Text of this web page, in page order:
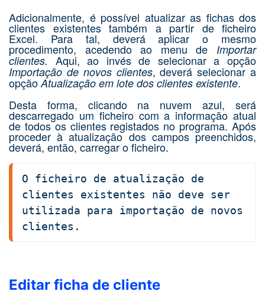
Adicionalmente, é possível atualizar as fichas dos
clientes existentes também a partir de ficheiro
Excel. Para tal, deverá aplicar o mesmo
procedimento, acedendo ao menu de Importar
clientes. Aqui, ao invés de selecionar a opção
Importação de novos clientes, deverá selecionar a
opção Atualização em lote dos clientes existente.
Desta forma, clicando na nuvem azul, será
descarregado um ficheiro com a informação atual
de todos os clientes registados no programa. Após
proceder à atualização dos campos preenchidos,
deverá, então, carregar o ficheiro.
O ficheiro de atualização de
clientes existentes não deve ser
utilizada para importação de novos
clientes.
Editar ficha de cliente